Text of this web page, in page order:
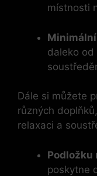
místnosti
daleko od
Dále si můžete
různých
relaxaci a
Podložku
poskytne